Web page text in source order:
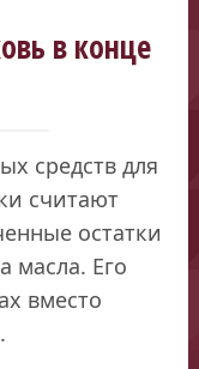
в конце
средств для
считают
остатки
масла. Его
вместо